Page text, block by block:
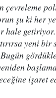
çevreleme
şu ki her
hale
yeni bir
işaret